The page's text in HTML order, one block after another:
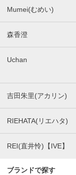
Mumei(むめい)
森香澄
Uchan
吉田朱里(アカリン)
RIEHATA(リエハタ)
REI(直井怜)【IVE】
ブランドで探す